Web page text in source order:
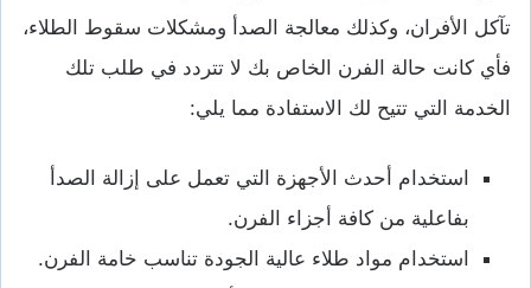
تآكل الأفران، وكذلك معالجة الصدأ ومشكلات سقوط الطلاء،
فأي كانت حالة الفرن الخاص بك لا تتردد في طلب تلك
الخدمة التي تتيح لك الاستفادة مما يلي:
استخدام أحدث الأجهزة التي تعمل على إزالة الصدأ
بفاعلية من كافة أجزاء الفرن.
استخدام مواد طلاء عالية الجودة تناسب خامة الفرن.